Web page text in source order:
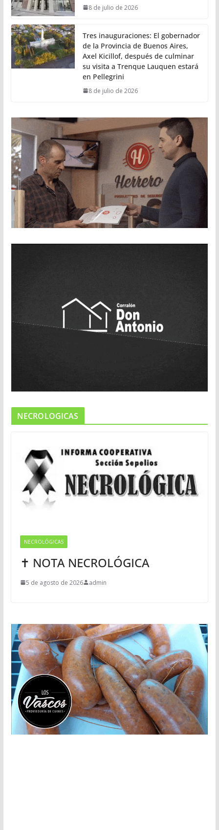
8 de julio de 2026
Tres inauguraciones: El gobernador
de la Provincia de Buenos Aires,
Axel Kicillof, después de culminar
su visita a Trenque Lauquen estará
en Pellegrini
8 de julio de 2026
NECROLOGICAS
NECROLÓGICAS
✝ NOTA NECROLÓGICA
5 de agosto de 2026 admin